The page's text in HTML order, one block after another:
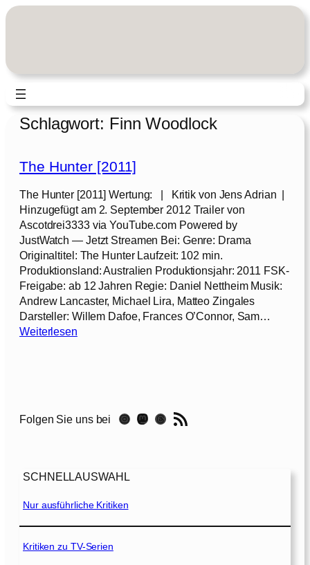
Zum
Schlagwort: Finn Woodlock
The Hunter [2011]
The Hunter [2011] Wertung: | Kritik von Jens Adrian |
Hinzugefügt am 2. September 2012 Trailer von
Ascotdrei3333 via YouTube.com Powered by
JustWatch — Jetzt Streamen Bei: Genre: Drama
Originaltitel: The Hunter Laufzeit: 102 min.
Produktionsland: Australien Produktionsjahr: 2011 FSK-
Freigabe: ab 12 Jahren Regie: Daniel Nettheim Musik:
Andrew Lancaster, Michael Lira, Matteo Zingales
Darsteller: Willem Dafoe, Frances O’Connor, Sam…
Weiterlesen:
n
[
0
1
1
Folgen Sie uns bei Instagram Mastodon Threads RSS-Feed
SCHNELLAUSWAHL
Nur ausführliche Kritiken
Kritiken zu TV-Serien